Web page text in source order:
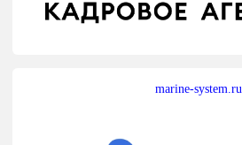
marine-system.ru